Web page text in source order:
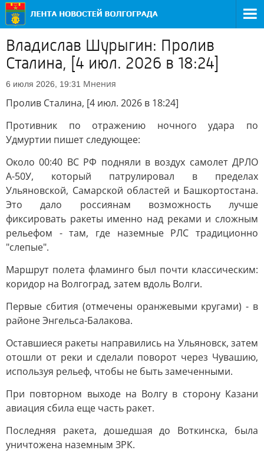
Владислав Шурыгин: Пролив
Сталина, [4 июл. 2026 в 18:24]
6 июля 2026, 19:31 Мнения
Пролив Сталина, [4 июл. 2026 в 18:24]
Противник по отражению ночного удара по
Удмуртии пишет следующее:
Около 00:40 ВС РФ подняли в воздух самолет ДРЛО
А-50У, который патрулировал в пределах
Ульяновской, Самарской областей и Башкортостана.
Это дало россиянам возможность лучше
фиксировать ракеты именно над реками и сложным
рельефом - там, где наземные РЛС традиционно
"слепые".
Маршрут полета фламинго был почти классическим:
коридор на Волгоград, затем вдоль Волги.
Первые сбития (отмечены оранжевыми кругами) - в
районе Энгельса-Балакова.
Оставшиеся ракеты направились на Ульяновск, затем
отошли от реки и сделали поворот через Чувашию,
используя рельеф, чтобы не быть замеченными.
При повторном выходе на Волгу в сторону Казани
авиация сбила еще часть ракет.
Последняя ракета, дошедшая до Воткинска, была
уничтожена наземным ЗРК.